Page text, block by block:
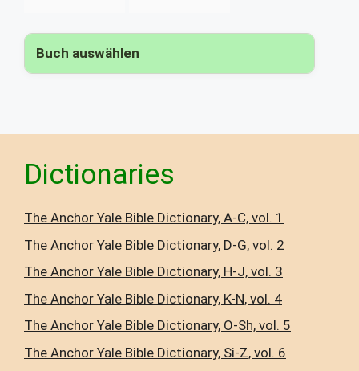
Buch auswählen
Dictionaries
The Anchor Yale Bible Dictionary, A-C, vol. 1
The Anchor Yale Bible Dictionary, D-G, vol. 2
The Anchor Yale Bible Dictionary, H-J, vol. 3
The Anchor Yale Bible Dictionary, K-N, vol. 4
The Anchor Yale Bible Dictionary, O-Sh, vol. 5
The Anchor Yale Bible Dictionary, Si-Z, vol. 6